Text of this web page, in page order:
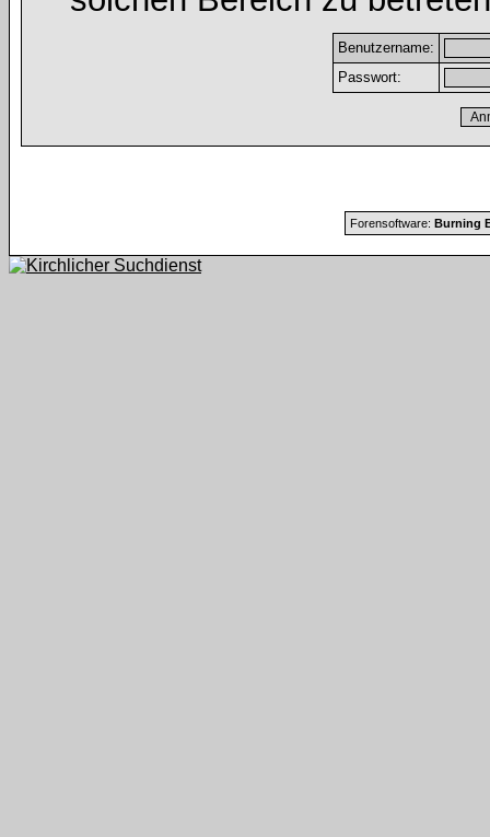
Benutzername:
Passwort:
Forensoftware: Burning